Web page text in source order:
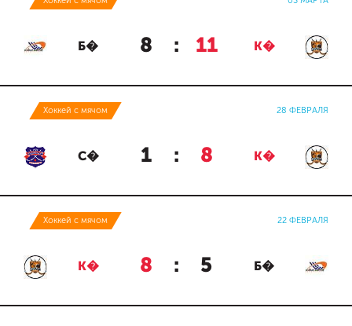
Б� 8 : 11 К�
Хоккей с мячом 28 ФЕВРАЛЯ
С� 1 : 8 К�
Хоккей с мячом 22 ФЕВРАЛЯ
К� 8 : 5 Б�